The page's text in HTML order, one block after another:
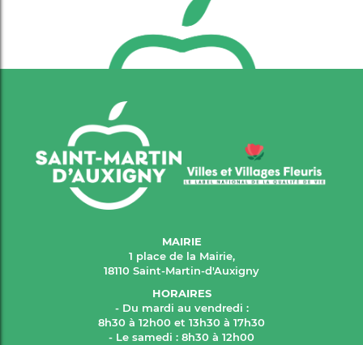
MAIRIE
1 place de la Mairie,
18110 Saint-Martin-d'Auxigny
HORAIRES
- Du mardi au vendredi :
8h30 à 12h00 et 13h30 à 17h30
- Le samedi : 8h30 à 12h00